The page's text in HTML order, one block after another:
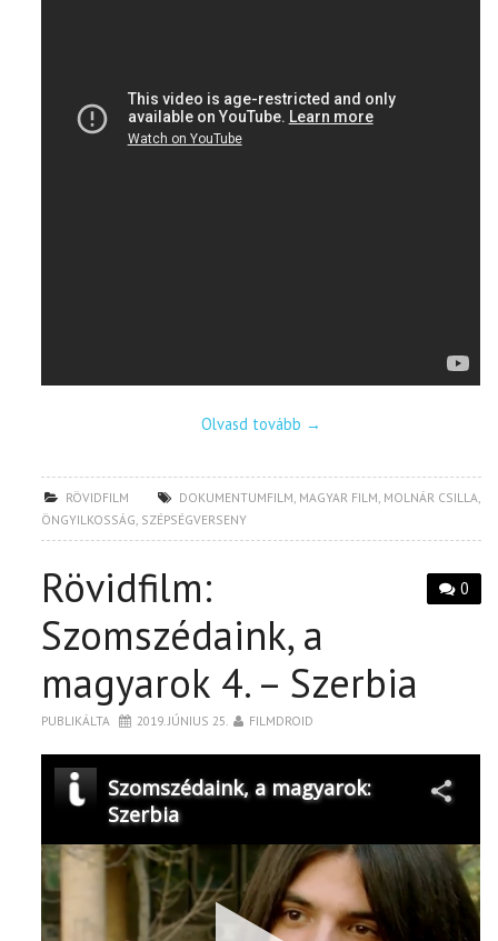
Olvasd tovább →
RÖVIDFILM DOKUMENTUMFILM, MAGYAR FILM, MOLNÁR CSILLA,
ÖNGYILKOSSÁG, SZÉPSÉGVERSENY
0
Rövidfilm:
Szomszédaink, a
magyarok 4. – Szerbia
PUBLIKÁLTA 2019. JÚNIUS 25. FILMDROID